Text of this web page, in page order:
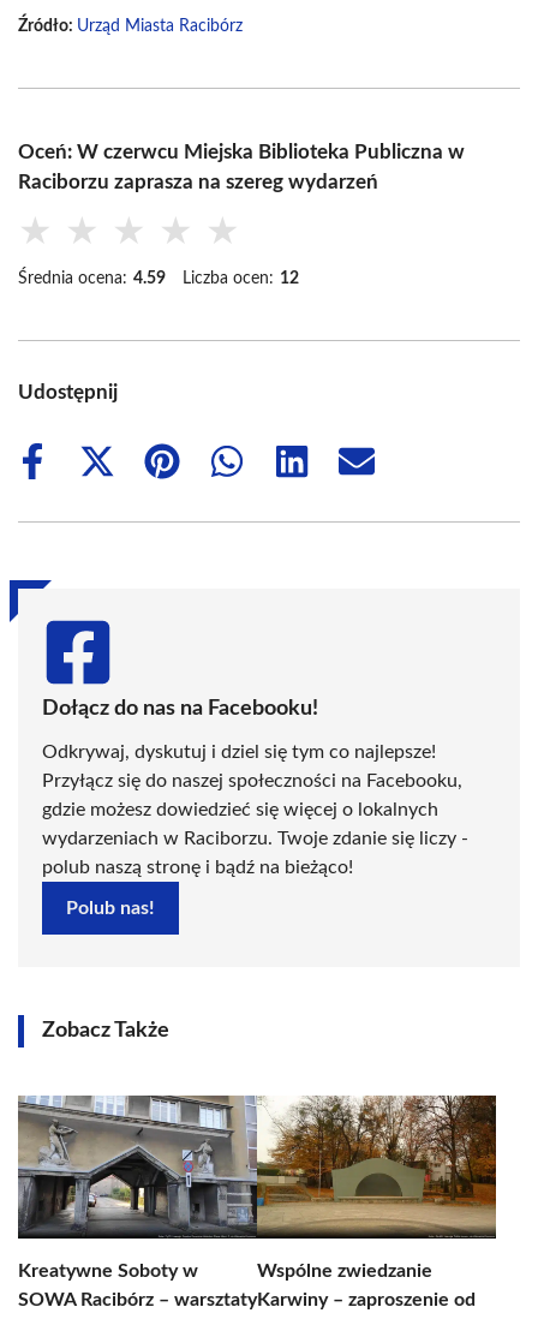
Źródło: Urząd Miasta Racibórz
Oceń: W czerwcu Miejska Biblioteka Publiczna w
Raciborzu zaprasza na szereg wydarzeń
★ ★ ★ ★ ★
Średnia ocena: 4.59 Liczba ocen: 12
Udostępnij
Share
Share
(Twitter)
Share
Share
Share
Share
Dołącz do nas na Facebooku!
Odkrywaj, dyskutuj i dziel się tym co najlepsze!
Przyłącz się do naszej społeczności na Facebooku,
gdzie możesz dowiedzieć się więcej o lokalnych
wydarzeniach w Raciborzu. Twoje zdanie się liczy -
polub naszą stronę i bądź na bieżąco!
Polub nas!
Zobacz Także
Kreatywne Soboty w
SOWA Racibórz – warsztaty
Wspólne zwiedzanie
Karwiny – zaproszenie od